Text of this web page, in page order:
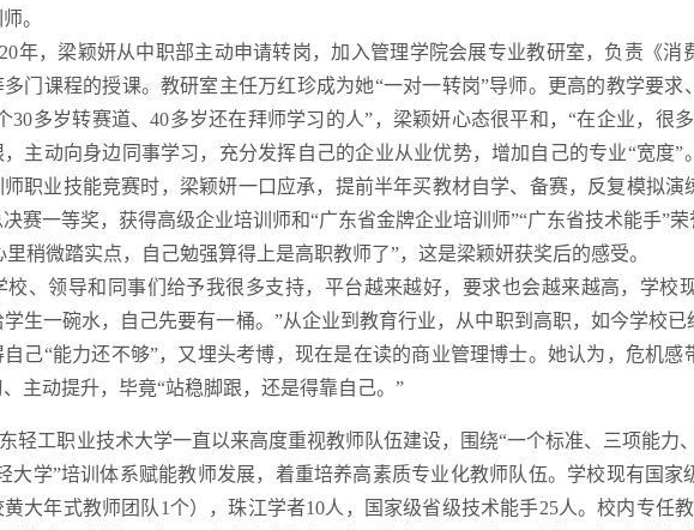
。
年，梁颖妍从中职部主动申请转岗，加入管理学院会展专业教研室，负责《
多门课程的授课。教研室主任万红珍成为她“一对一转岗”导师。更高的教学要
30多岁转赛道、40多岁还在拜师学习的人”，梁颖妍心态很平和，“在企业，很
，主动向身边同事学习，充分发挥自己的企业从业优势，增加自己的专业“宽度
师职业技能竞赛时，梁颖妍一口应承，提前半年买教材自学、备赛，反复模拟演
赛一等奖，获得高级企业培训师和“广东省金牌企业培训师”“广东省技术能手”荣
里稍微踏实点，自己勉强算得上是高职教师了”，这是梁颖妍获奖后的感受。
校、领导和同事们给予我很多支持，平台越来越好，要求也会越来越高，学校
学生一碗水，自己先要有一桶。”从企业到教育行业，从中职到高职，如今学校
自己“能力还不够”，又埋头考博，现在是在读的商业管理博士。她认为，危机
主动提升，毕竟“站稳脚跟，还是得靠自己。”
轻工职业技术大学一直以来高度重视教师队伍建设，围绕“一个标准、三项能力
大学”培训体系赋能教师发展，着重培养高素质专业化教师队伍。学校现有国
黄大年式教师团队1个），珠江学者10人，国家级省级技术能手25人。校内专任